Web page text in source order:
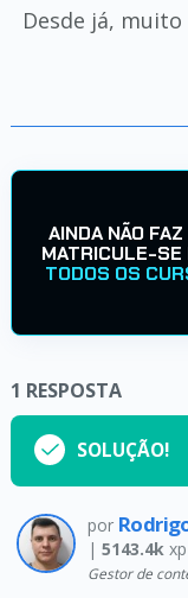
Desde já,
AINDA NÃO
MATRICULE-
TODOS OS
1 RESPOSTA
SOLUÇÃO!
por
| 5143.4k
Gestor de